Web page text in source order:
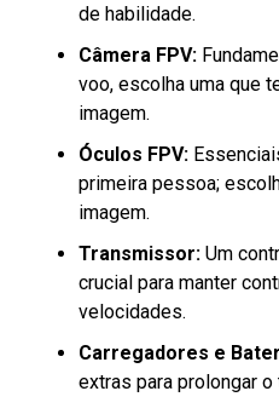
de habilidade.
Câmera FPV:
voo, escolha uma que
imagem.
Óculos FPV:
primeira pessoa;
imagem.
Transmissor: Um
crucial para manter
velocidades.
Carregadores e
extras para prolongar